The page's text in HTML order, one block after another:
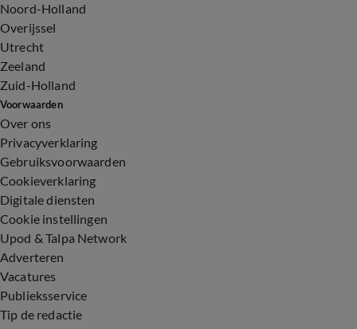
Noord-Holland
Overijssel
Utrecht
Zeeland
Zuid-Holland
Voorwaarden
Over ons
Privacyverklaring
Gebruiksvoorwaarden
Cookieverklaring
Digitale diensten
Cookie instellingen
Upod & Talpa Network
Adverteren
Vacatures
Publieksservice
Tip de redactie